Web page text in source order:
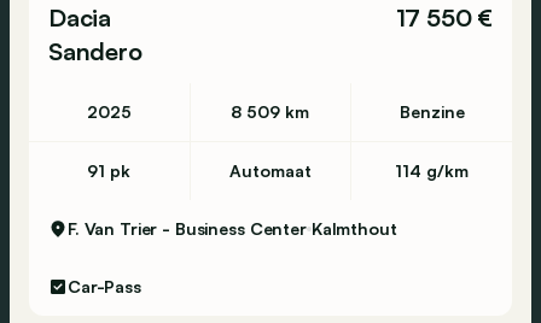
Dacia
Sandero
17 550 €
2025 8 509 km Benzine
91 pk Automaat 114 g/km
F. Van Trier - Business Center Kalmthout
Car-Pass